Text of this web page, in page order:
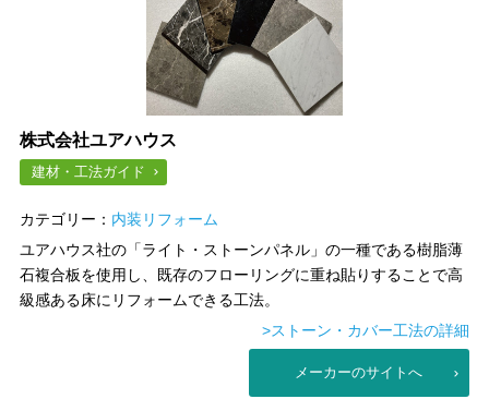
株式会社ユアハウス
建材・工法ガイド
カテゴリー： 内装リフォーム
ユアハウス社の「ライト・ストーンパネル」の一種である樹脂薄
石複合板を使用し、既存のフローリングに重ね貼りすることで高
級感ある床にリフォームできる工法。
>ストーン・カバー工法の詳細
メーカーのサイトへ